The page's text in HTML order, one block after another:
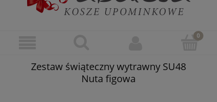
Zestaw świąteczny wytrawny SU48
Nuta figowa